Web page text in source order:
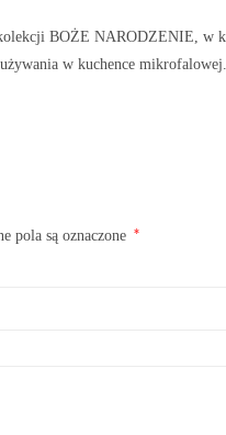
BOŻE NARODZENIE, w
w kuchence
pola są oznaczone *